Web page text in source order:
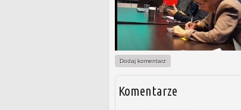
Dodaj komentarz
Komentarze